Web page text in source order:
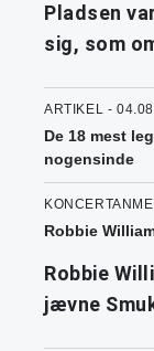
Pladsen
sig, som
ARTIKEL -
De 18 mest
nogensinde
Robbie
Robbie
jævne